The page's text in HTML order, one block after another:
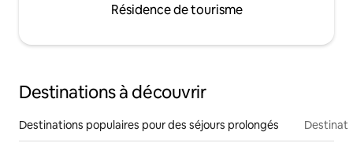
Résidence de tourisme
Destinations à découvrir
Destinations populaires pour des séjours prolongés